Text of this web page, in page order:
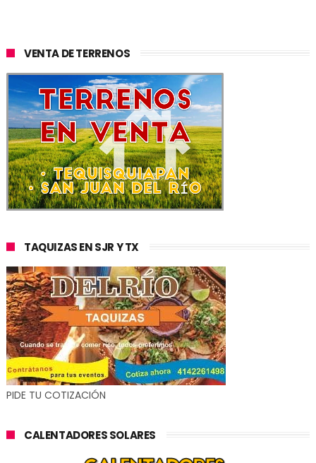
VENTA DE TERRENOS
TAQUIZAS EN SJR Y TX
PIDE TU COTIZACIÓN
CALENTADORES SOLARES